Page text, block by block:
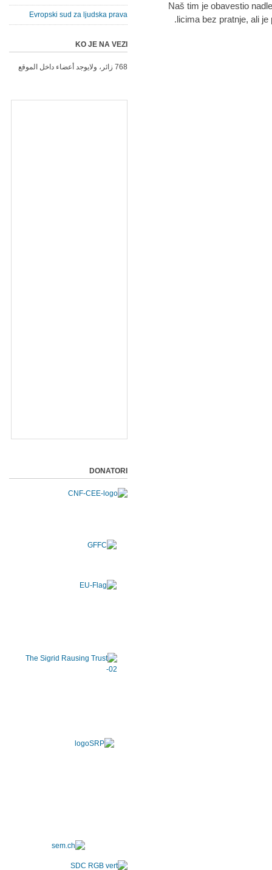
Naš tim je obavestio
licima bez pratnje, ali je
Evropski sud za ljudska prava
KO JE NA VEZI
768 زائر، ولايوجد أعضاء داخل الموقع
DONATORI